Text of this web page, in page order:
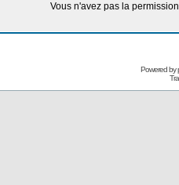
Vous n'avez pas la
Powered by